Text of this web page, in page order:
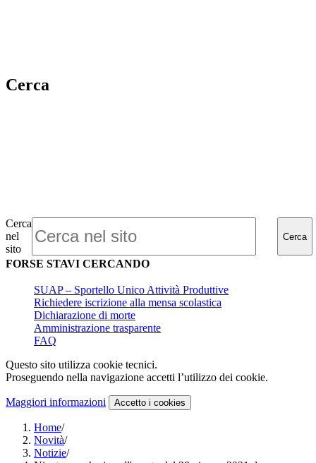
Cerca
Cerca
nel
sito
Cerca
FORSE STAVI CERCANDO
SUAP – Sportello Unico Attività Produttive
Richiedere iscrizione alla mensa scolastica
Dichiarazione di morte
Amministrazione trasparente
FAQ
Questo sito utilizza cookie tecnici.
Proseguendo nella navigazione accetti l’utilizzo dei cookie.
Maggiori informazioni Accetto i cookies
Home/
Novità/
Notizie/